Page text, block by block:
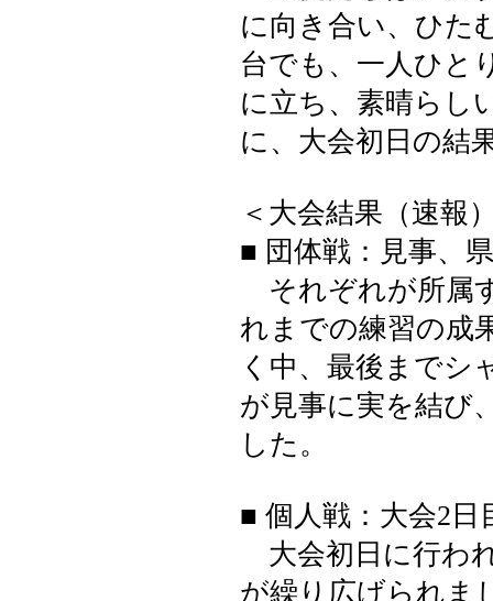
に向き合い、ひた
台でも、一人ひと
に立ち、素晴らし
に、大会初日の結
＜大会結果（速報
■ 団体戦：見事、
それぞれが所属
れまでの練習の成
く中、最後までシ
が見事に実を結び
した。
■ 個人戦：大会2日
大会初日に行わ
が繰り広げられま